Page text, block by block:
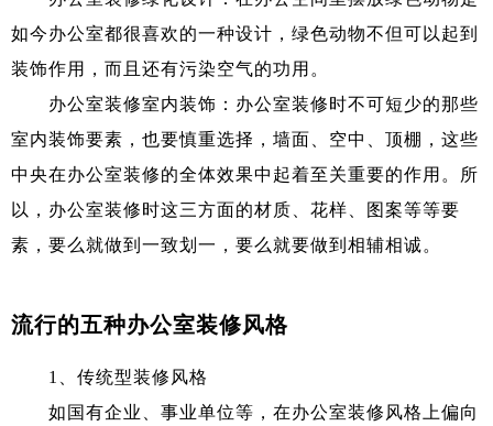
如今办公室都很喜欢的一种设计，绿色动物不但可以起到
装饰作用，而且还有污染空气的功用。
办公室装修室内装饰：办公室装修时不可短少的那些
室内装饰要素，也要慎重选择，墙面、空中、顶棚，这些
中央在办公室装修的全体效果中起着至关重要的作用。所
以，办公室装修时这三方面的材质、花样、图案等等要
素，要么就做到一致划一，要么就要做到相辅相诚。
流行的五种办公室装修风格
1、传统型装修风格
如国有企业、事业单位等，在办公室装修风格上偏向